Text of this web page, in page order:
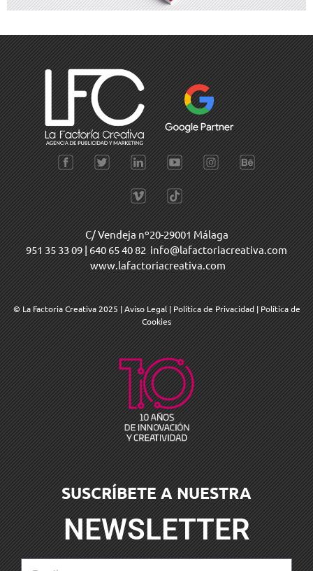
C/ Vendeja nº20-29001 Málaga
951 35 33 09 | 640 65 40 82 info@lafactoriacreativa.com
www.lafactoriacreativa.com
© La Factoria Creativa 2025 |Aviso Legal | Política de Privacidad | Política de
Cookies
SUSCRÍBETE A NUESTRA
NEWSLETTER